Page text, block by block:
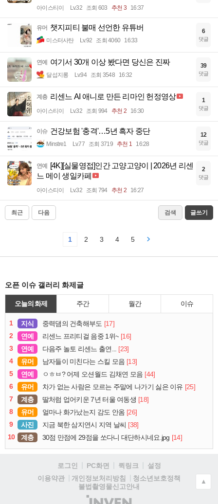
아이스티이 Lv.32 조회 603 추천 3 16:37
유머 챗지피티 불매 선언한 유튜버
미스터사탄 Lv.92 조회 4060 16:33
6
댓글
연예 여기서 30개 이상 봤다면 당신은 진짜
달섭지롱 Lv.94 조회 3548 16:32
39
댓글
계층 리센느 AI 애니로 만든 리마인 헌정영상
아이스티이 Lv.32 조회 994 추천 2 16:30
1
댓글
이슈 건강보험 '충격'…5년 흑자 중단
Minstre1 Lv.77 조회 3719 추천 1 16:28
12
댓글
연예
[4K][실물영접]인간 고양고양이 | 2026년 리센
느 메이 생일카페
아이스티이 Lv.32 조회 794 추천 2 16:27
2
댓글
최근 다음 검색 글쓰기
1 2 3 4 5
오픈 이슈 갤러리 화제글
오늘의 화제 주간 월간 이슈
1 지식 중력댐의 건축해부도 [17]
2
연예 리센느 프리티걸 음중 1위~ [16]
3
연예 다음주 놀토 리센느 출연... [23]
4
유머 남자들이 미친다는 스킬 모음 [13]
5
연예 ㅇㅎㅂ? 어제 오션월드 김채연 모음 [44]
6
유머 차가 없는 사람은 모르는 주말에 나가기 싫은 이유 [25]
7
계층 딸처럼 업어키운 7년 터울 여동생 [18]
8
유머 얼마나 화가났는지 감도 안옴 [26]
9
사진 지금 북한 삼지연시 지역 날씨 [38]
10
계층 30점 만점에 29점을 쏘다니 대단하시네요.jpg [14]
로그인 PC화면 퀵링크
설정
이용약관
개인정보처리방침
청소년보호정책
불법촬영물신고안내
(주)
▲